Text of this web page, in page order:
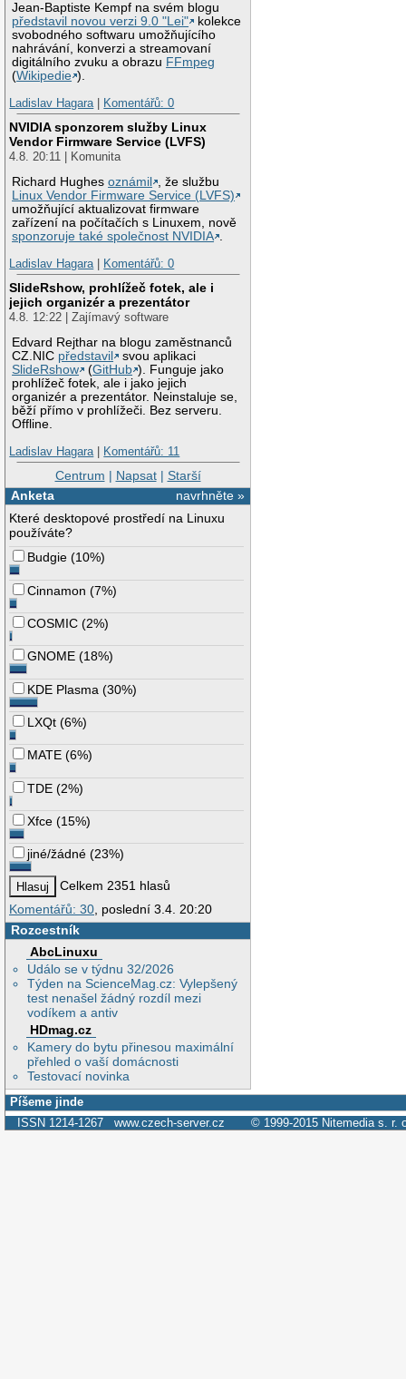
Jean-Baptiste Kempf na svém blogu
představil novou verzi 9.0 "Lei"
kolekce
svobodného softwaru umožňujícího
nahrávání, konverzi a streamovaní
digitálního zvuku a obrazu FFmpeg
(Wikipedie ).
Ladislav Hagara| Komentářů: 0
NVIDIA sponzorem služby Linux
Vendor Firmware Service (LVFS)
4.8. 20:11 | Komunita
Richard Hughesoznámil
, že službu
Linux Vendor Firmware Service (LVFS)
umožňující aktualizovat firmware
zařízení na počítačích s Linuxem, nově
sponzoruje také společnost NVIDIA .
Ladislav Hagara| Komentářů: 0
SlideRshow, prohlížeč fotek, ale i
jejich organizér a prezentátor
4.8. 12:22 | Zajímavý software
Edvard Rejthar na blogu zaměstnanců
CZ.NIC představil
svou aplikaci
SlideRshow
(GitHub ). Funguje jako
prohlížeč fotek, ale i jako jejich
organizér a prezentátor. Neinstaluje se,
běží přímo v prohlížeči. Bez serveru.
Offline.
Ladislav Hagara| Komentářů: 11
Centrum | Napsat| Starší
navrhněte »
Anketa
Které desktopové prostředí na Linuxu
používáte?
Budgie (10%)
Cinnamon (7%)
COSMIC (2%)
GNOME (18%)
KDE Plasma (30%)
LXQt (6%)
MATE (6%)
TDE (2%)
Xfce (15%)
jiné/žádné (23%)
Celkem 2351 hlasů
Komentářů: 30 , poslední 3.4. 20:20
Rozcestník
AbcLinuxu
Událo se v týdnu 32/2026
Týden na ScienceMag.cz: Vylepšený
test nenašel žádný rozdíl mezi
vodíkem a antiv
HDmag.cz
Kamery do bytu přinesou maximální
přehled o vaší domácnosti
Testovací novinka
Píšeme jinde
ISSN 1214-1267 www.czech-server.cz © 1999-2015 Nitemedia s. r.